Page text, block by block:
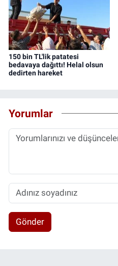
150 bin TL'lik patatesi
bedavaya dağıttı! Helal olsun
dedirten hareket
Yorumlar
Gönder